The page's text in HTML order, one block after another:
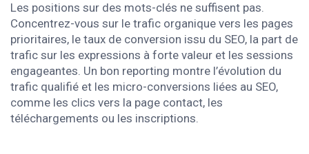
Les positions sur des mots-clés ne suffisent pas.
Concentrez-vous sur le trafic organique vers les pages
prioritaires, le taux de conversion issu du SEO, la part de
trafic sur les expressions à forte valeur et les sessions
engageantes. Un bon reporting montre l’évolution du
trafic qualifié et les micro-conversions liées au SEO,
comme les clics vers la page contact, les
téléchargements ou les inscriptions.